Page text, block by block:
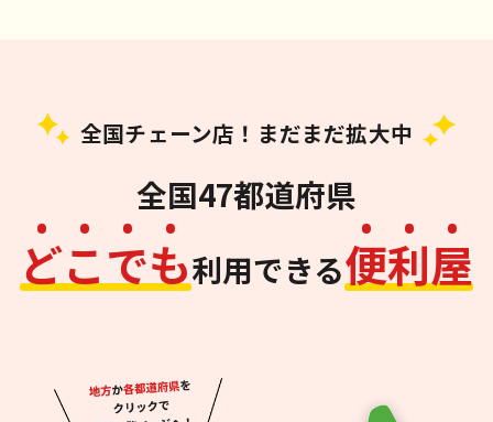
全国チェーン店！まだまだ拡大中
全国47都道府県
どこでも利用できる便利屋